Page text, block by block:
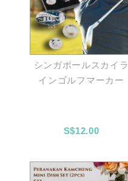
シンガポールスカイラ
インゴルフマーカー
S$12.00